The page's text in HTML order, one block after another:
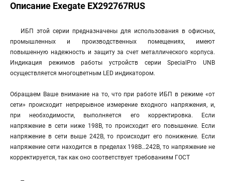
Описание Exegate EX292767RUS
ИБП этой серии предназначены для использования в офисных,
промышленных и производственных помещениях, имеют
повышенную надежность и защиту за счет металлического корпуса.
Индикация режимов работы устройств серии SpecialPro UNB
осуществляется многоцветным LED индикатором.
Обращаем Ваше внимание на то, что при работе ИБП в режиме «от
сети» происходит непрерывное измерение входного напряжения, и,
при необходимости, выполняется его корректировка. Если
напряжение в сети ниже 198В, то происходит его повышение. Если
напряжение в сети выше 242В, то происходит его понижение. Если
напряжение сети находится в пределах 198В…242В, то напряжение не
корректируется, так как оно соответствует требованиям ГОСТ